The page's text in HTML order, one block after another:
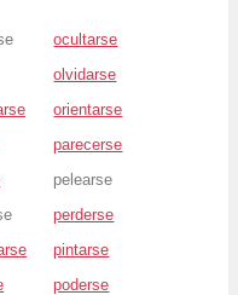
ocultarse
olvidarse
orientarse
parecerse
pelearse
perderse
pintarse
poderse